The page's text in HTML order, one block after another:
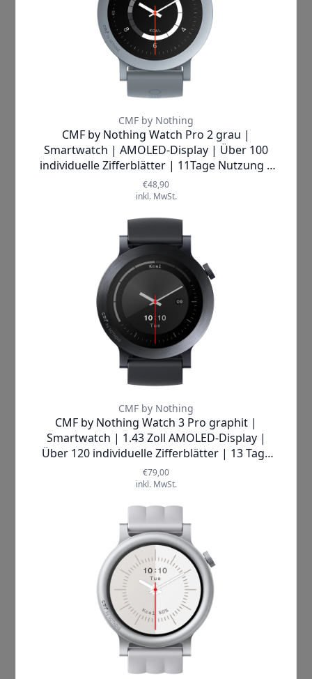
modernster Technologiemacht die
Uhr zu einem echten Hingucker am
Handgelenk – ein Accessoire, das nicht
nur praktisch, sondern auch emotional
begeistert. Unterstützt wird die
Smartwatch sowohl von
Geräten ab Version 8 als auch von
ab Version 13– so bleibt sie
kompatibel mit den meisten
Smartphones auf dem Markt.
Was diese Smartwatch einzigartig
macht, sind ihreinnovativen
und die herausragende
Displayqualität
1,32 Zoll große
AMOLED-Displaymit einer Auflösung
466 x 466 Pixeln
und einer
Pixeldichte von
353 PPIsorgt für
gestochen scharfe Bilder und
lebendige Farben. Mit einer
Spitzenhelligkeit von620 Nitbleibt das
Display selbst bei direkter
Sonneneinstrahlung hervorragend
Bildwiederholfrequenz
von 1.000 Hzgarantieren eine flüssige
Bedienung ohne Verzögerungen. Die
PWM-Frequenz von 2.160 Hzreduziert
zudem effektiv Flimmern und schont
damit Ihre Augen.
Im täglichen Gebrauch überzeugt die
CMF Watch Pro 2 durch zahlreiche
praktische Features: NebenMikrofon
und Lautsprecherermöglicht sie
Bluetooth-Anrufe direkt vom
Handgelenk aus. Über dasCloud-
Systemkönnen Sie ausüber 100
individuellen Zifferblättern
inklusive dynamischer und interaktiver
Designs sowie der Option,